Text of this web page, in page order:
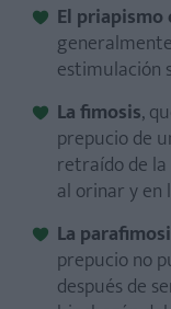
El
estimulación
La fimosis,
prepucio de
retraído de la
al orinar y en
La
prepucio no
después de